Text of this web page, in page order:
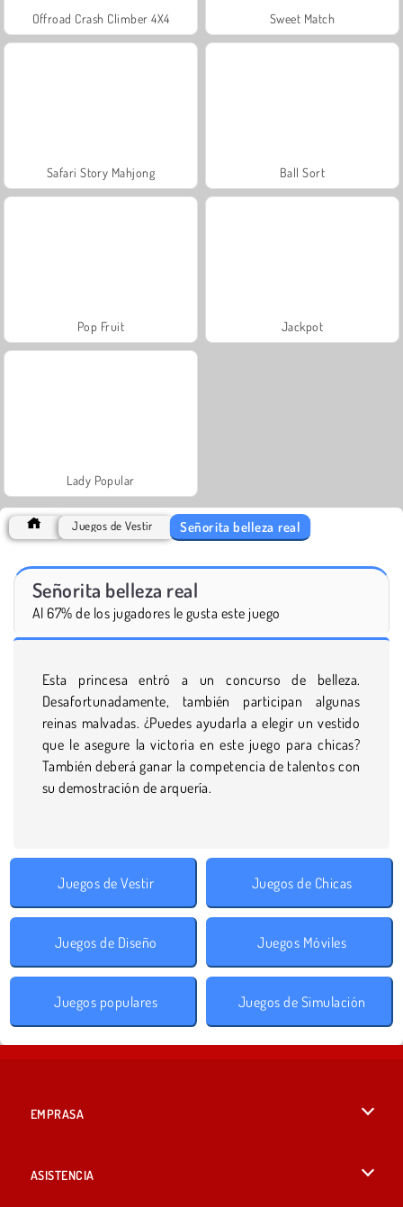
Offroad Crash Climber 4X4 Sweet Match
Safari Story Mahjong Ball Sort
Pop Fruit Jackpot
Lady Popular
Juegos de Vestir Señorita belleza real
Señorita belleza real
Al 67% de los jugadores le gusta este juego
Esta princesa entró a un concurso de belleza.
Desafortunadamente, también participan algunas
reinas malvadas. ¿Puedes ayudarla a elegir un vestido
que le asegure la victoria en este juego para chicas?
También deberá ganar la competencia de talentos con
su demostración de arquería.
Juegos de Vestir Juegos de Chicas
Juegos de Diseño Juegos Móviles
Juegos populares Juegos de Simulación
EMPRASA
ASISTENCIA